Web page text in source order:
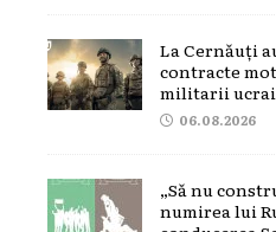
La Cernăuți
contracte
militarii
06.08.2026
„Să nu
numirea lui